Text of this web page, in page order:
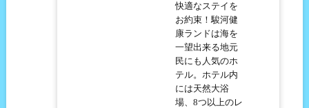
快適なステイを
お約束！駿河健
康ランドは海を
一望出来る地元
民にも人気のホ
テル。ホテル内
には天然大浴
場、8つ以上のレ